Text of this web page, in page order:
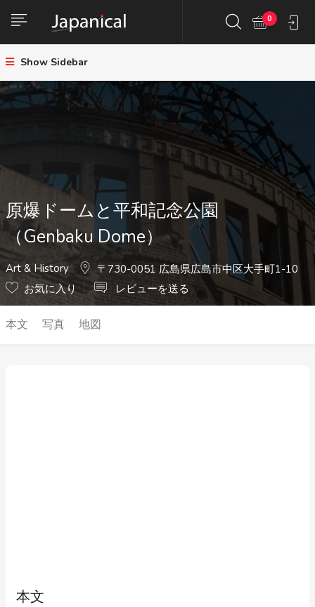
0
Show Sidebar
原爆ドームと平和記念公園
（Genbaku Dome）
Art & History
〒730-0051 広島県広島市中区大手町1-10
お気に入り
レビューを送る
本文 写真 地図
本文